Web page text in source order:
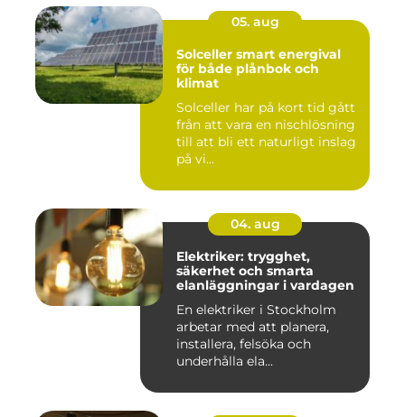
05. aug
Solceller smart energival
för både plånbok och
klimat
Solceller har på kort tid gått
från att vara en nischlösning
till att bli ett naturligt inslag
på vi...
04. aug
Elektriker: trygghet,
säkerhet och smarta
elanläggningar i vardagen
En elektriker i Stockholm
arbetar med att planera,
installera, felsöka och
underhålla ela...